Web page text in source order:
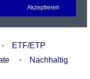
Login
ETF/ETP
Nachhaltig
Akzeptieren